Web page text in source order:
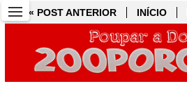
« POST ANTERIOR INÍCIO
« POST ANTERIOR INÍCIO